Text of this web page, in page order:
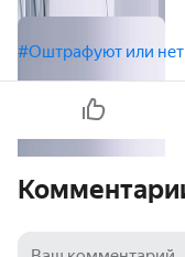
#Оштрафуют или нет